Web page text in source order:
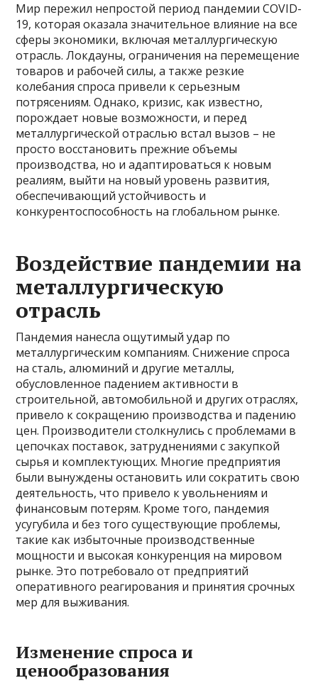
Мир пережил непростой период пандемии COVID-
19, которая оказала значительное влияние на все
сферы экономики, включая металлургическую
отрасль. Локдауны, ограничения на перемещение
товаров и рабочей силы, а также резкие
колебания спроса привели к серьезным
потрясениям. Однако, кризис, как известно,
порождает новые возможности, и перед
металлургической отраслью встал вызов – не
просто восстановить прежние объемы
производства, но и адаптироваться к новым
реалиям, выйти на новый уровень развития,
обеспечивающий устойчивость и
конкурентоспособность на глобальном рынке.
Воздействие пандемии на
металлургическую
отрасль
Пандемия нанесла ощутимый удар по
металлургическим компаниям. Снижение спроса
на сталь, алюминий и другие металлы,
обусловленное падением активности в
строительной, автомобильной и других отраслях,
привело к сокращению производства и падению
цен. Производители столкнулись с проблемами в
цепочках поставок, затруднениями с закупкой
сырья и комплектующих. Многие предприятия
были вынуждены остановить или сократить свою
деятельность, что привело к увольнениям и
финансовым потерям. Кроме того, пандемия
усугубила и без того существующие проблемы,
такие как избыточные производственные
мощности и высокая конкуренция на мировом
рынке. Это потребовало от предприятий
оперативного реагирования и принятия срочных
мер для выживания.
Изменение спроса и
ценообразования